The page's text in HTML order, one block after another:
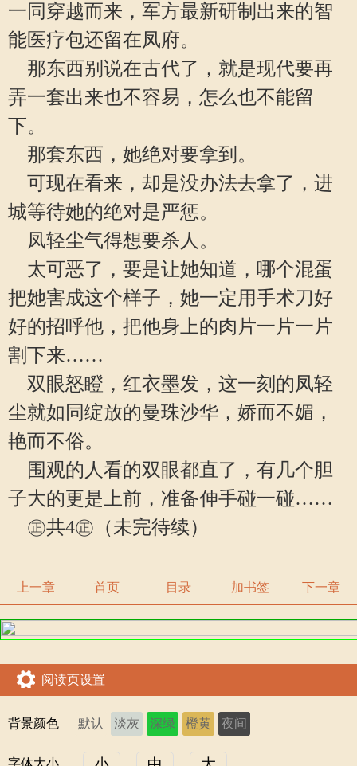
一同穿越而来，军方最新研制出来的智
能医疗包还留在凤府。
那东西别说在古代了，就是现代要再
弄一套出来也不容易，怎么也不能留
下。
那套东西，她绝对要拿到。
可现在看来，却是没办法去拿了，进
城等待她的绝对是严惩。
凤轻尘气得想要杀人。
太可恶了，要是让她知道，哪个混蛋
把她害成这个样子，她一定用手术刀好
好的招呼他，把他身上的肉片一片一片
割下来……
双眼怒瞪，红衣墨发，这一刻的凤轻
尘就如同绽放的曼珠沙华，娇而不媚，
艳而不俗。
围观的人看的双眼都直了，有几个胆
子大的更是上前，准备伸手碰一碰……
㊣共4㊣（未完待续）
上一章 首页 目录 加书签 下一章
阅读页设置
背景颜色 默认 淡灰 深绿 橙黄 夜间
字体大小